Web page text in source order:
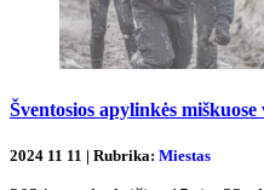
Šventosios apylinkės
2024 11 11 | Rubrika: Miestas